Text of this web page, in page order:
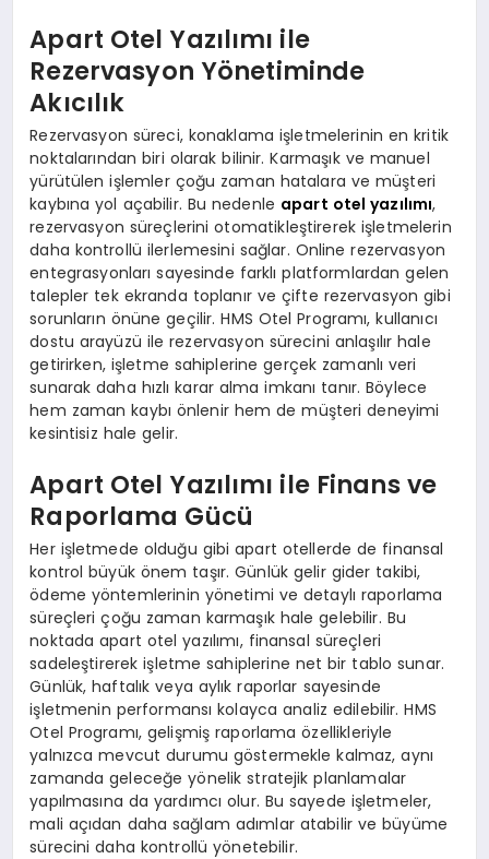
Apart Otel Yazılımı ile
Rezervasyon Yönetiminde
Akıcılık
Rezervasyon süreci, konaklama işletmelerinin en kritik
noktalarından biri olarak bilinir. Karmaşık ve manuel
yürütülen işlemler çoğu zaman hatalara ve müşteri
kaybına yol açabilir. Bu nedenle apart otel yazılımı,
rezervasyon süreçlerini otomatikleştirerek işletmelerin
daha kontrollü ilerlemesini sağlar. Online rezervasyon
entegrasyonları sayesinde farklı platformlardan gelen
talepler tek ekranda toplanır ve çifte rezervasyon gibi
sorunların önüne geçilir. HMS Otel Programı, kullanıcı
dostu arayüzü ile rezervasyon sürecini anlaşılır hale
getirirken, işletme sahiplerine gerçek zamanlı veri
sunarak daha hızlı karar alma imkanı tanır. Böylece
hem zaman kaybı önlenir hem de müşteri deneyimi
kesintisiz hale gelir.
Apart Otel Yazılımı ile Finans ve
Raporlama Gücü
Her işletmede olduğu gibi apart otellerde de finansal
kontrol büyük önem taşır. Günlük gelir gider takibi,
ödeme yöntemlerinin yönetimi ve detaylı raporlama
süreçleri çoğu zaman karmaşık hale gelebilir. Bu
noktada apart otel yazılımı, finansal süreçleri
sadeleştirerek işletme sahiplerine net bir tablo sunar.
Günlük, haftalık veya aylık raporlar sayesinde
işletmenin performansı kolayca analiz edilebilir. HMS
Otel Programı, gelişmiş raporlama özellikleriyle
yalnızca mevcut durumu göstermekle kalmaz, aynı
zamanda geleceğe yönelik stratejik planlamalar
yapılmasına da yardımcı olur. Bu sayede işletmeler,
mali açıdan daha sağlam adımlar atabilir ve büyüme
sürecini daha kontrollü yönetebilir.